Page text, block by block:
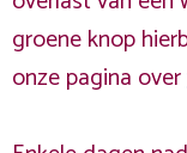
groene knop
onze pagina over